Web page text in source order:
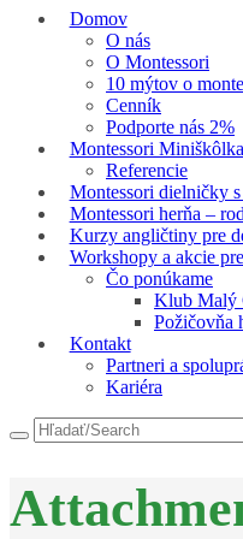
Domov
O nás
O Montessori
10 mýtov o
Cenník
Podporte nás 2%
Montessori Miniškôlka
Referencie
Montessori dielničky
Montessori herňa –
Kurzy angličtiny pre
Workshopy a akcie
Čo ponúkame
Klub Malý
Požičovňa
Kontakt
Partneri a
Kariéra